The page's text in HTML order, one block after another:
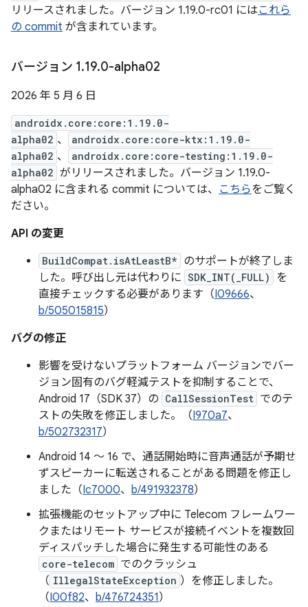
リリースされました。バージョン 1.19.0-rc01 にはこれら
の commit が含まれています。
バージョン 1.19.0-alpha02
2026 年 5 月 6 日
androidx.core:core:1.19.0-
alpha02 、
androidx.core:core-ktx:1.19.0-
alpha02 、
androidx.core:core-testing:1.19.0-
alpha02 がリリースされました。バージョン 1.19.0-
alpha02 に含まれる commit については、 こちらをご覧く
ださい。
API の変更
BuildCompat.isAtLeastB* のサポートが終了しま
した。呼び出し元は代わりに SDK_INT(_FULL)
を
直接チェックする必要があります（I09666、
b/505015815）
バグの修正
影響を受けないプラットフォーム バージョンでバー
ジョン固有のバグ軽減テストを抑制することで、
Android 17（SDK 37）の CallSessionTest でのテ
ストの失敗を修正しました。（I970a7、
b/502732317）
Android 14 ～ 16 で、通話開始時に音声通話が予期せ
ずスピーカーに転送されることがある問題を修正し
ました（Ic7000、 b/491932378）
拡張機能のセットアップ中に Telecom フレームワー
クまたはリモート サービスが接続イベントを複数回
ディスパッチした場合に発生する可能性のある
core-telecom でのクラッシュ
（ IllegalStateException ）を修正しました。
（I00f82、 b/476724351）